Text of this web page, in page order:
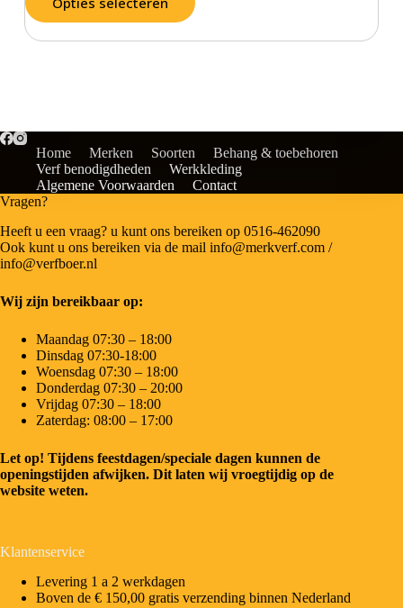
Home Merken Soorten
Behang & toebehoren
Verf benodigdheden
Werkkleding
Algemene Voorwaarden
Contact
Vragen?
Heeft u een vraag? u kunt ons bereiken op 0516-462090
Ook kunt u ons bereiken via de mail info@merkverf.com /
info@verfboer.nl
Wij zijn bereikbaar op:
Maandag 07:30 – 18:00
Dinsdag 07:30-18:00
Woensdag 07:30 – 18:00
Donderdag 07:30 – 20:00
Vrijdag 07:30 – 18:00
Zaterdag: 08:00 – 17:00
Let op! Tijdens feestdagen/speciale dagen kunnen de
openingstijden afwijken. Dit laten wij vroegtijdig op de
website weten.
Klantenservice
Levering 1 a 2 werkdagen
Boven de € 150,00 gratis verzending binnen Nederland